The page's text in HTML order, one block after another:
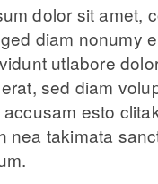
dolor sit amet,
diam nonumy
utlabore
sed diam
esto
nea takimata